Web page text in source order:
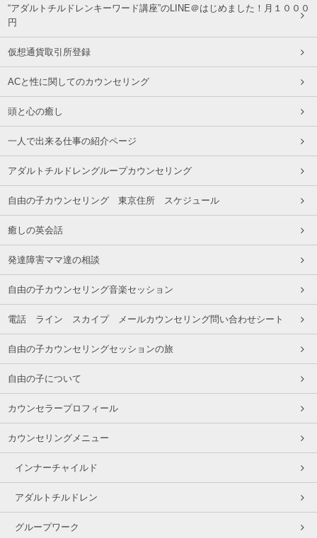
“アダルトチルドレンキーワード講座”のLINE＠はじめました！月１０００
円
仮想通貨取引所登録
ACと性に関してのカウンセリング
頭と心の癒し
一人で出来る仕事の紹介ページ
アダルトチルドレングループカウンセリング
自由の子カウンセリング 東京住所 スケジュール
癒しの英会話
発達障害ママ達の相談
自由の子カウンセリング音楽セッション
電話 ライン スカイプ メールカウンセリング問い合わせシート
自由の子カウンセリングセッションの旅
自由の子について
カウンセラープロフィール
カウンセリングメニュー
インナーチャイルド
アダルトチルドレン
グループワーク